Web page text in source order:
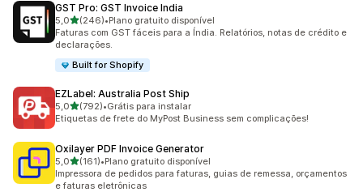
GST Pro: GST Invoice India
5,0de 5 estrelas
(246)
246 avaliações ao todo
•Plano gratuito disponível
Faturas com GST fáceis para a Índia. Relatórios, notas de crédito e
declarações.
Built for Shopify
EZLabel: Australia Post Ship
5,0de 5 estrelas
(792)
792 avaliações ao todo
•Grátis para instalar
Etiquetas de frete do MyPost Business sem complicações!
Oxilayer PDF Invoice Generator
5,0de 5 estrelas
(161)
161 avaliações ao todo
•Plano gratuito disponível
Impressora de pedidos para faturas, guias de remessa, orçamentos
e faturas eletrônicas